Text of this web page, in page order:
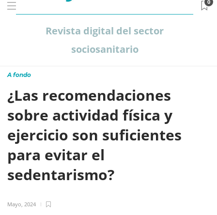
Revista digital del sector
sociosanitario
0
A fondo
¿Las recomendaciones
sobre actividad física y
ejercicio son suficientes
para evitar el
sedentarismo?
Mayo, 2024